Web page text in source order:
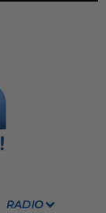
RADIO